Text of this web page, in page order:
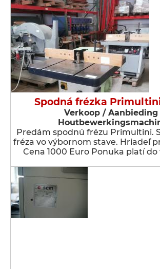
Spodná frézka
Verkoop / Aanbieding
Predám spodnú frézu Primultini.
fréza vo výbornom stave. Hriadeľ
Cena 1000 Euro Ponuka platí